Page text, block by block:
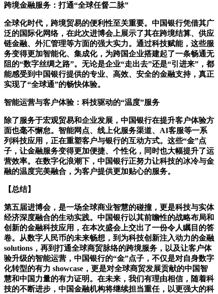
跨境金融服务：打通“全球任督二脉”
全球化时代，跨境贸易的便利性至关重要。中国银行凭借其广
泛的国际化网络，在此次进博会上展示了其在跨境结算、供应
链金融、外汇管理等方面的强大实力。通过科技赋能，这些服
务变得更加智能化、集成化，为跨国企业搭建起了一条畅通无
阻的“数字丝绸之路”。无论是企业“走出去”还是“引进来”，都
能感受到中国银行提供的专业、高效、安全的金融支持，真正
实现了“全球通”的畅快体验。
智能运营与客户体验：科技驱动的“温度”服务
除了服务于宏观贸易和企业发展，中国银行在提升客户体验方
面也毫不懈怠。智能网点、线上化服务渠道、AI客服等一系
列科技应用，正在重塑客户与银行的互动方式。这些“金”点
子，让金融服务变得更加便捷、个性化，同时也大幅提升了运
营效率。在数字化浪潮下，中国银行正努力让科技的冰冷与金
融的温度完美融合，为客户提供更加贴心的服务。
【总结】
第五届进博会，是一场全球商业智慧的碰撞，更是科技与实体
经济深度融合的生动实践。中国银行以其前瞻性的战略布局和
创新的金融科技应用，在本次盛会上交出了一份令人瞩目的答
卷。从数字人民币的未来畅想，到为科技创新注入动力的金融
solutions，再到打通全球商贸脉络的跨境服务，以及让客户体
验升级的智能运营，中国银行的“金”点子，不仅是对自身数字
化转型的有力 showcase，更是对全球商贸发展贡献的中国智
慧和中国力量的有力证明。在未来，我们有理由相信，随着科
技的不断进步，中国金融机构将继续担当重任，以更强大的科